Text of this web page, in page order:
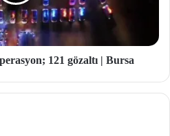
121 gözaltı | Bursa